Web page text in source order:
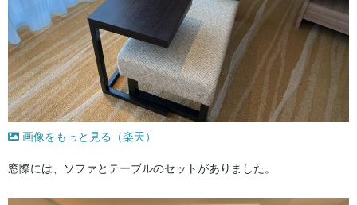
画像をもっと見る（楽天）
窓際には、ソファとテーブルのセットがありました。